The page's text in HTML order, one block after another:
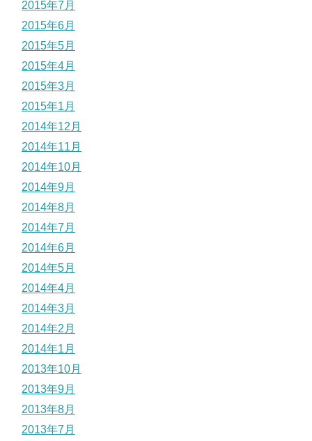
2015年7月
2015年6月
2015年5月
2015年4月
2015年3月
2015年1月
2014年12月
2014年11月
2014年10月
2014年9月
2014年8月
2014年7月
2014年6月
2014年5月
2014年4月
2014年3月
2014年2月
2014年1月
2013年10月
2013年9月
2013年8月
2013年7月